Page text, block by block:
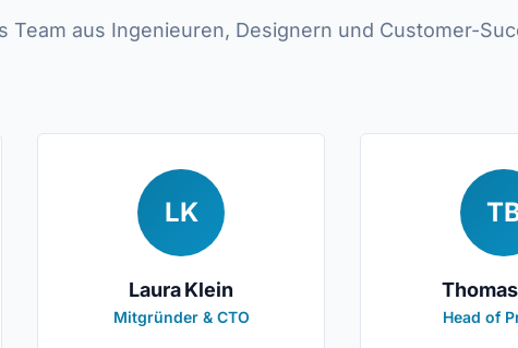
Team aus Ingenieuren, Designern und Customer-
LK
Laura Klein
Mitgründer & CTO Head of